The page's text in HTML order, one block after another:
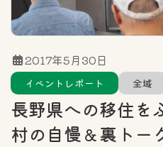
イベントレポート 全域
長野県への移住を
村の自慢＆裏トー
2017年5月30日